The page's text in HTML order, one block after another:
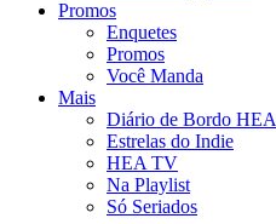
Promos
Enquetes
Promos
Você Manda
Mais
Diário de Bordo HEA
Estrelas do Indie
HEA TV
Na Playlist
Só Seriados